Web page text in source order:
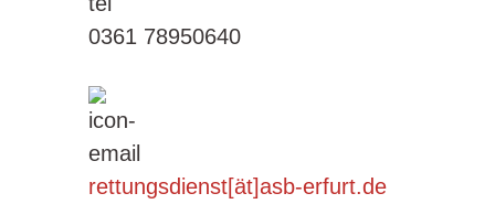
0361 78950640
rettungsdienst[ät]asb-erfurt.de